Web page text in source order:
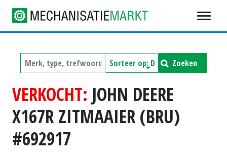
Zoeken
VERKOCHT: JOHN DEERE
X167R ZITMAAIER (BRU)
#692917